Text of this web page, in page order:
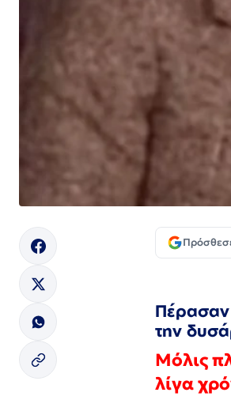
Πέρασαν
την
Μόλις
λίγα